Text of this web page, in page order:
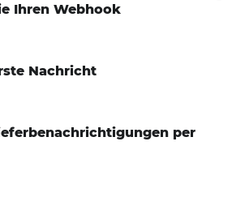
Ihren Webhook
Nachricht
per